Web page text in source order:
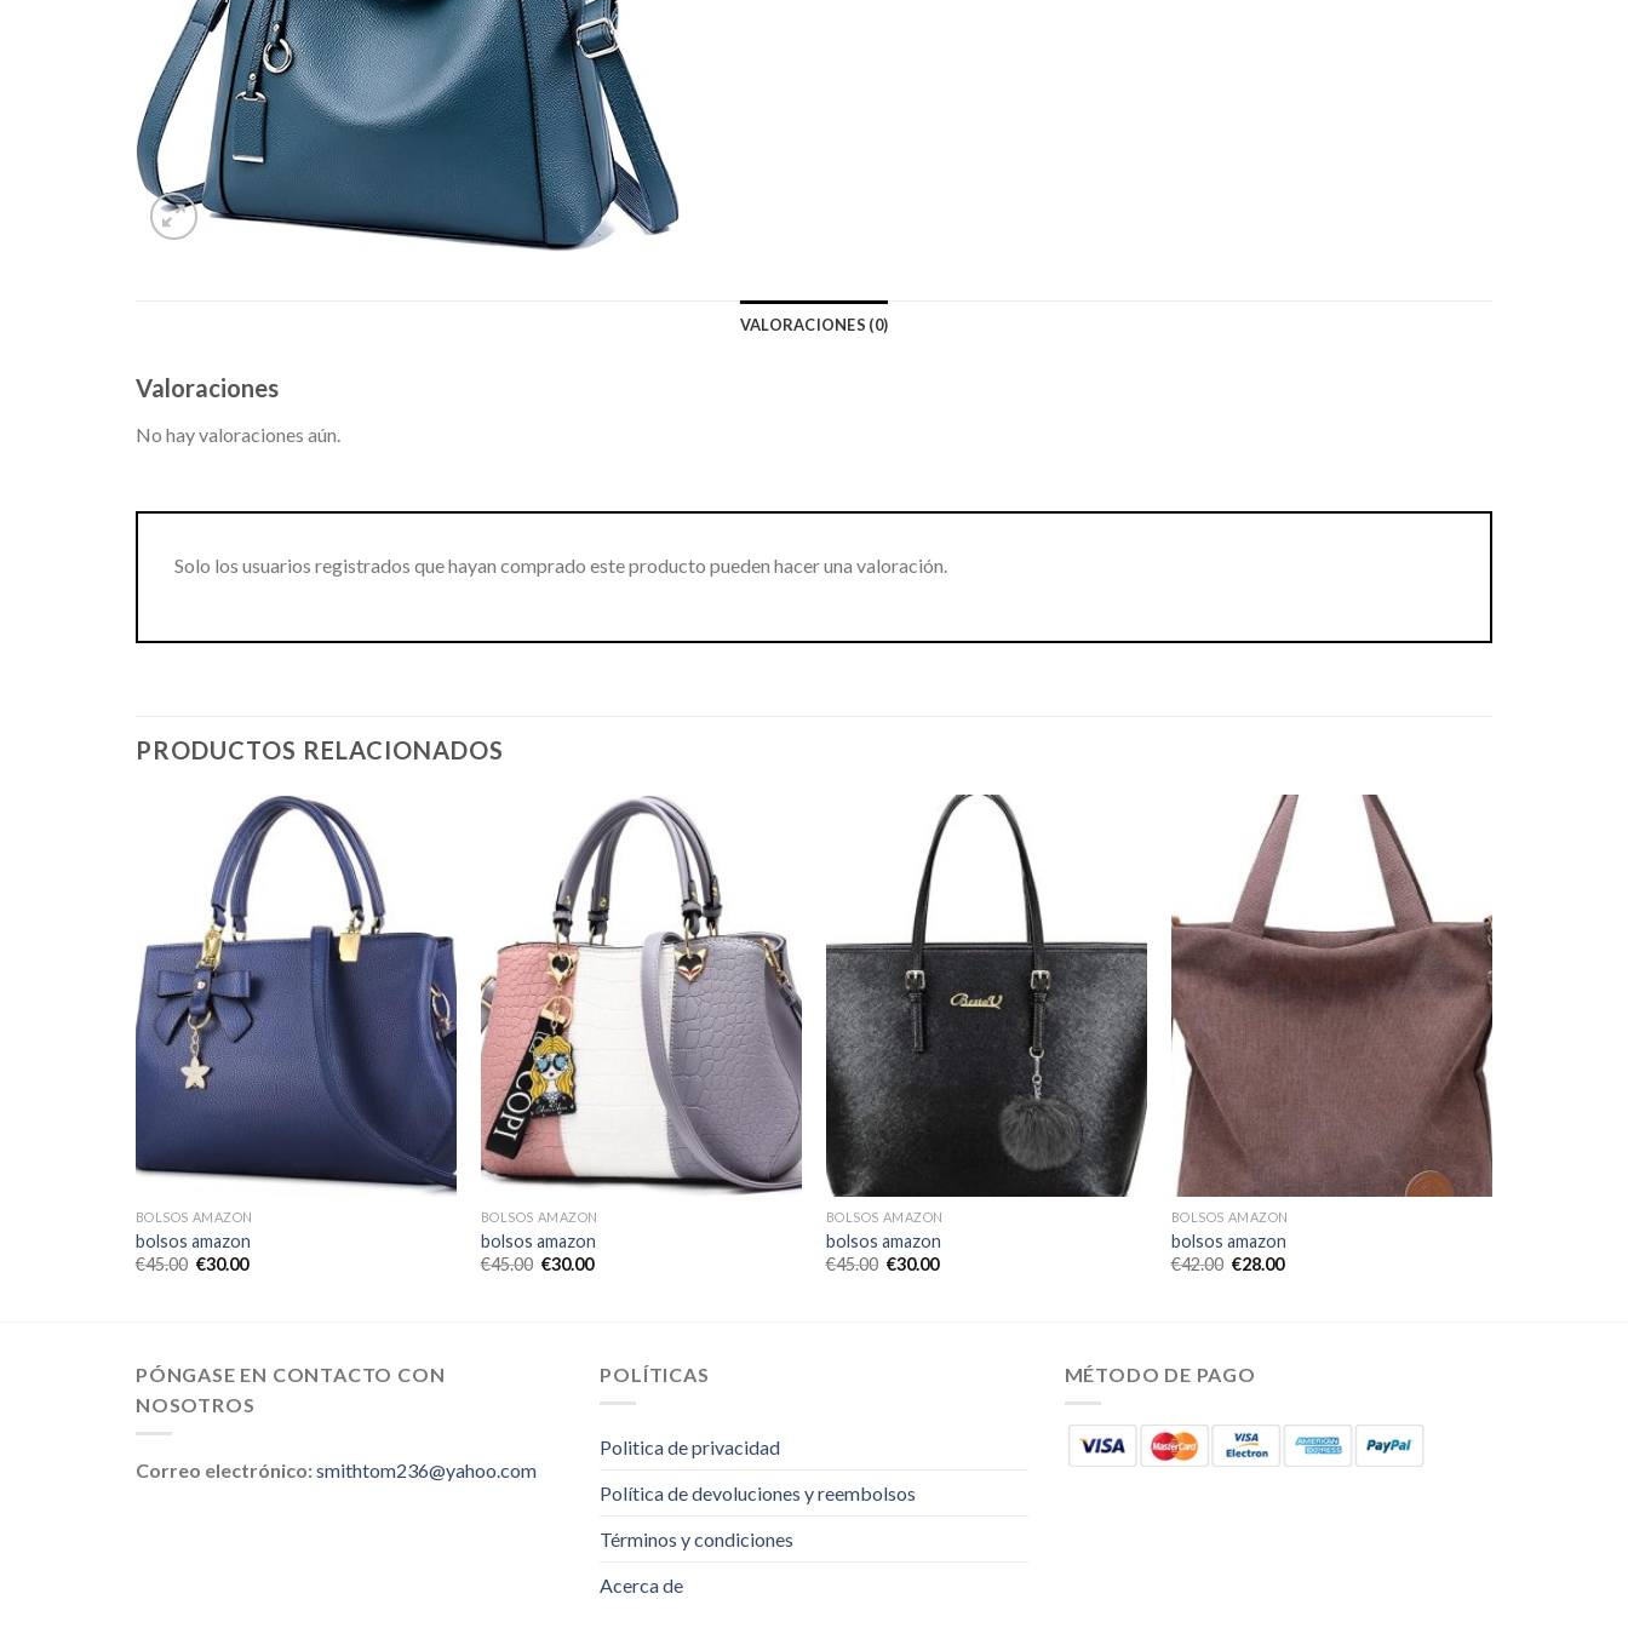
VALORACIONES (0)
Valoraciones
No hay valoraciones aún.
Solo los usuarios registrados que hayan comprado este producto pueden hacer una valoración.
PRODUCTOS RELACIONADOS
BOLSOS AMAZON
bolsos amazon
€45.00 €30.00
BOLSOS AMAZON
bolsos amazon
€45.00 €30.00
BOLSOS AMAZON
bolsos amazon
€45.00 €30.00
BOLSOS AMAZON
bolsos amazon
€42.00 €28.00
PÓNGASE EN CONTACTO CON
NOSOTROS
Correo electrónico:smithtom236@yahoo.com
POLÍTICAS
Politica de privacidad
Política de devoluciones y reembolsos
Términos y condiciones
Acerca de
MÉTODO DE PAGO